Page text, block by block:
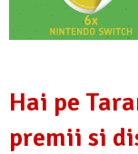
Hai pe
premii si